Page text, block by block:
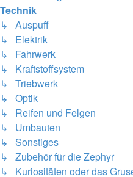
Technik
↳ Auspuff
↳ Elektrik
↳ Fahrwerk
↳ Kraftstoffsystem
↳ Triebwerk
↳ Optik
↳ Reifen und Felgen
↳ Umbauten
↳ Sonstiges
↳ Zubehör für die Zephyr
↳ Kuriositäten oder das